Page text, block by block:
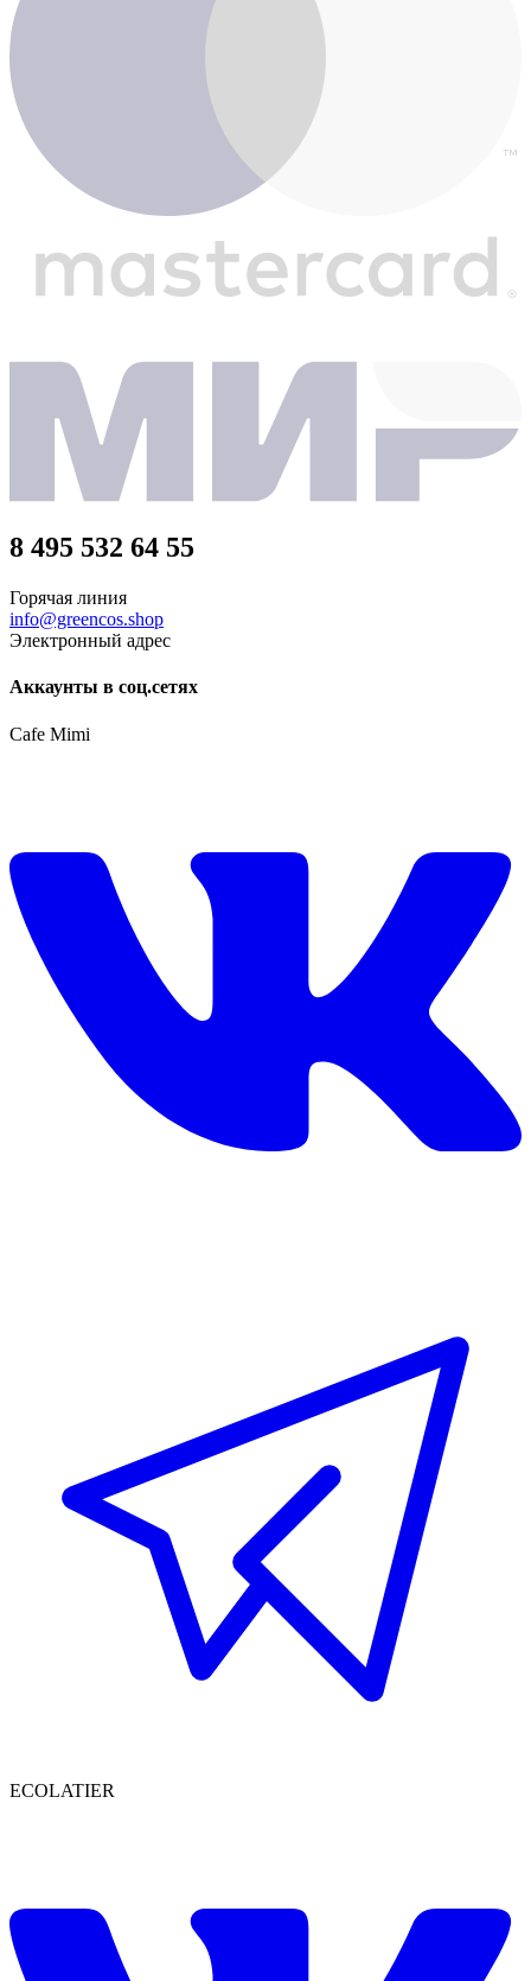
8 495 532 64 55
Горячая линия
info@greencos.shop
Электронный адрес
Аккаунты в соц.сетях
Cafe Mimi
EСОLATIER